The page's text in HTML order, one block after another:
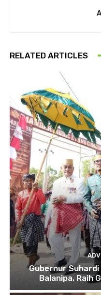
RELATED ARTICLES
Gubernur Suhardi
Balanipa, Raih